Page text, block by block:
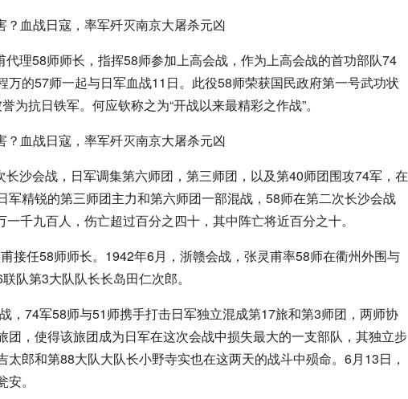
代理58师师长，指挥58师参加上高会战，作为上高会战的首功部队74
万的57师一起与日军血战11日。此役58师荣获国民政府第一号武功状
为抗日铁军。何应钦称之为“开战以来最精彩之作战”。
长沙会战，日军调集第六师团，第三师团，以及第40师团围攻74军，在
军精锐的第三师团主力和第六师团一部混战，58师在第二次长沙会战
千九百人，伤亡超过百分之四十，其中阵亡将近百分之十。
接任58师师长。1942年6月，浙赣会战，张灵甫率58师在衢州外围与
队第3大队队长长岛田仁次郎。
，74军58师与51师携手打击日军独立混成第17旅和第3师团，两师协
团，使得该旅团成为日军在这次会战中损失最大的一支部队，其独立步
太郎和第88大队大队长小野寺实也在这两天的战斗中殒命。6月13日，
。